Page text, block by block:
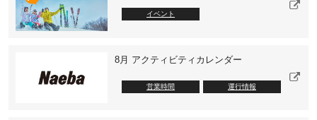
イベント
8月 アクティビティカレンダー
営業時間 運行情報